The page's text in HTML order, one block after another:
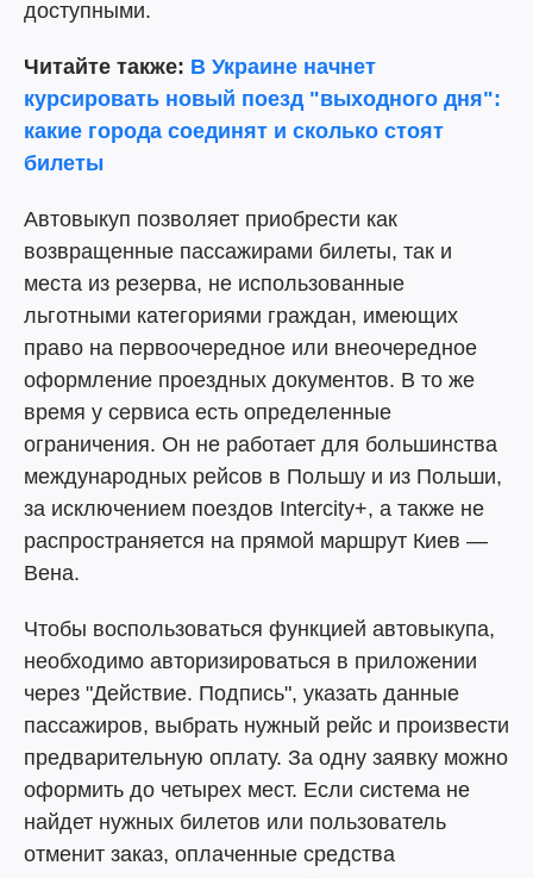
доступными.
Читайте также: В Украине начнет
курсировать новый поезд "выходного дня":
какие города соединят и сколько стоят
билеты
Автовыкуп позволяет приобрести как
возвращенные пассажирами билеты, так и
места из резерва, не использованные
льготными категориями граждан, имеющих
право на первоочередное или внеочередное
оформление проездных документов. В то же
время у сервиса есть определенные
ограничения. Он не работает для большинства
международных рейсов в Польшу и из Польши,
за исключением поездов Intercity+, а также не
распространяется на прямой маршрут Киев —
Вена.
Чтобы воспользоваться функцией автовыкупа,
необходимо авторизироваться в приложении
через "Действие. Подпись", указать данные
пассажиров, выбрать нужный рейс и произвести
предварительную оплату. За одну заявку можно
оформить до четырех мест. Если система не
найдет нужных билетов или пользователь
отменит заказ, оплаченные средства